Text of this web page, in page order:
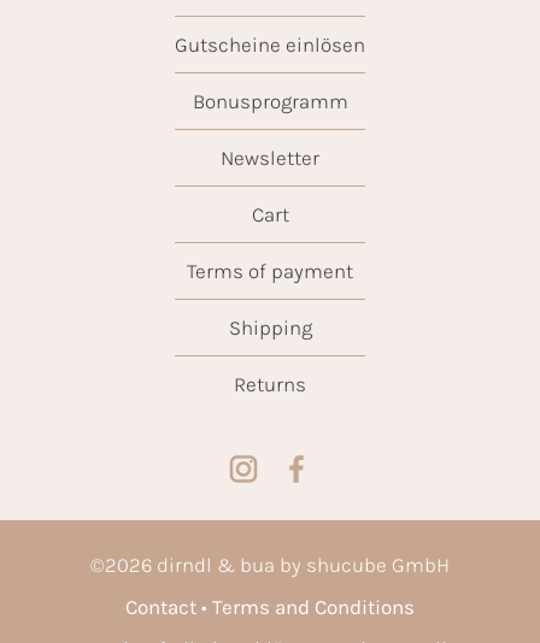
Gutscheine einlösen
Bonusprogramm
Newsletter
Cart
Terms of payment
Shipping
Returns
©2026 dirndl & bua by shucube GmbH
Contact
Terms and Conditions